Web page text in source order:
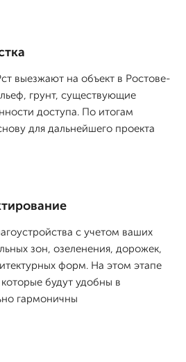
выезжают на объект в Ростове-
грунт, существующие
доступа. По итогам
для дальнейшего проекта
с учетом ваших
зон, озеленения, дорожек,
форм. На этом этапе
будут удобны в
гармоничны